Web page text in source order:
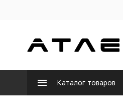
Каталог товаров